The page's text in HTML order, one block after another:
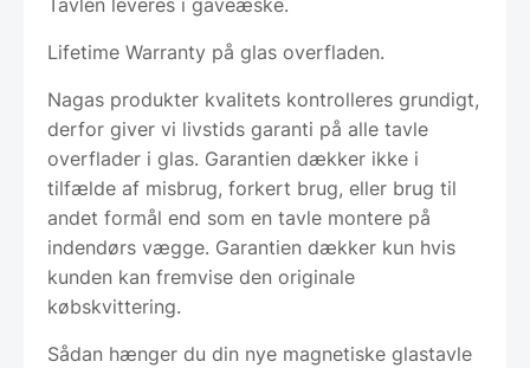
Tavlen leveres i gaveæske.
Lifetime Warranty på glas overfladen.
Nagas produkter kvalitets kontrolleres grundigt,
derfor giver vi livstids garanti på alle tavle
overflader i glas. Garantien dækker ikke i
tilfælde af misbrug, forkert brug, eller brug til
andet formål end som en tavle montere på
indendørs vægge. Garantien dækker kun hvis
kunden kan fremvise den originale
købskvittering.
Sådan hænger du din nye magnetiske glastavle